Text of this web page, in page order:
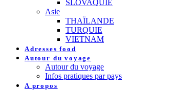
SLOVAQUIE
Asie
THAÏLANDE
TURQUIE
VIETNAM
Adresses food
Autour du voyage
Autour du voyage
Infos pratiques par pays
A propos